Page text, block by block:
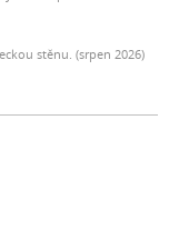
stěnu. (srpen 2026)